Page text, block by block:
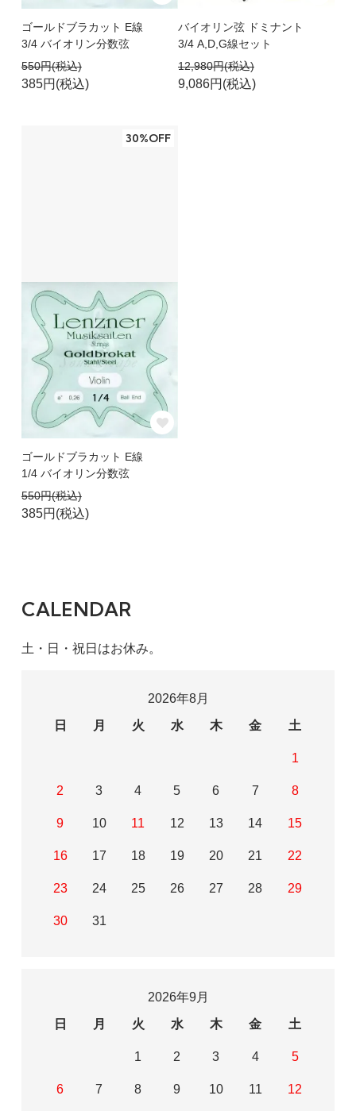
ゴールドブラカット E線
3/4 バイオリン分数弦
550円(税込)
385円(税込)
バイオリン弦 ドミナント
3/4 A,D,G線セット
12,980円(税込)
9,086円(税込)
30%OFF
ゴールドブラカット E線
1/4 バイオリン分数弦
550円(税込)
385円(税込)
CALENDAR
土・日・祝日はお休み。
2026年8月
日
月 火 水 木 金 土
1
2 3 4 5 6 7 8
9 10 11 12 13 14 15
16 17 18 19 20 21 22
23 24 25 26 27 28 29
30 31
2026年9月
日
月 火 水 木 金 土
1 2 3 4 5
6 7 8 9 10 11 12